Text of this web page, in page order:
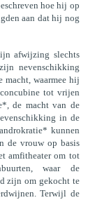
hoe hij op
aan dat hij nog
afwijzing slechts
nevenschikking
macht, waarmee hij
tot vrijen
de macht van de
in de
kunnen
de vrouw op basis
amfitheater om tot
waar de
zijn om gekocht te
Terwijl de